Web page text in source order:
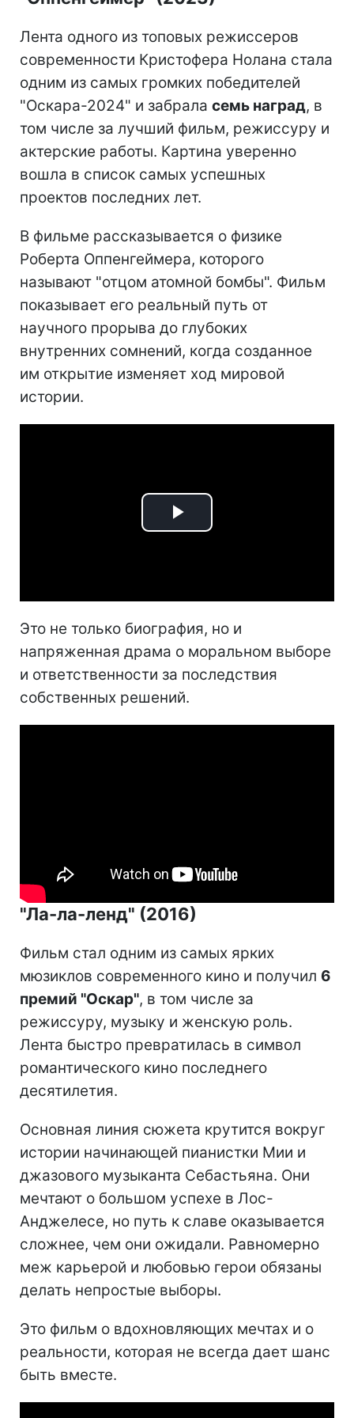
Лента одного из топовых режиссеров
современности Кристофера Нолана стала
одним из самых громких победителей
"Оскара-2024" и забрала семь наград, в
том числе за лучший фильм, режиссуру и
актерские работы. Картина уверенно
вошла в список самых успешных
проектов последних лет.
В фильме рассказывается о физике
Роберта Оппенгеймера, которого
называют "отцом атомной бомбы". Фильм
показывает его реальный путь от
научного прорыва до глубоких
внутренних сомнений, когда созданное
им открытие изменяет ход мировой
истории.
Play
Это не только биография, но и
напряженная драма о моральном выборе
и ответственности за последствия
собственных решений.
"Ла-ла-ленд" (2016)
Фильм стал одним из самых ярких
мюзиклов современного кино и получил 6
премий "Оскар", в том числе за
режиссуру, музыку и женскую роль.
Лента быстро превратилась в символ
романтического кино последнего
десятилетия.
Основная линия сюжета крутится вокруг
истории начинающей пианистки Мии и
джазового музыканта Себастьяна. Они
мечтают о большом успехе в Лос-
Анджелесе, но путь к славе оказывается
сложнее, чем они ожидали. Равномерно
меж карьерой и любовью герои обязаны
делать непростые выборы.
Это фильм о вдохновляющих мечтах и о
реальности, которая не всегда дает шанс
быть вместе.